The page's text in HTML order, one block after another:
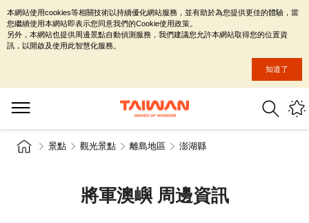
景點 觀光景點 離島地區 澎湖縣
將軍澳嶼 周邊資訊
本網站使用cookies等相關技術以持續優化網站服務，並有助於為您提供更佳的體驗，當
您繼續使用本網站即表示您同意我們的Cookie使用政策。
另外，本網站也提供周邊景點自動偵測服務，我們建議您允許本網站取得您的位置資
訊，以開啟及使用此智慧化服務。
知道了